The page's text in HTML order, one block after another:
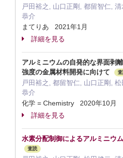
戸田裕之, 山口正剛, 都留智仁,
恭介
まてりあ 2021年1月
詳細を見る
アルミニウムの自発的な界面剥
強度の金属材料開発に向けて
戸田裕之, 都留智仁, 山口正剛,
恭介
化学 = Chemistry 2020年10月
詳細を見る
水素分配制御によるアルミニウ
査読